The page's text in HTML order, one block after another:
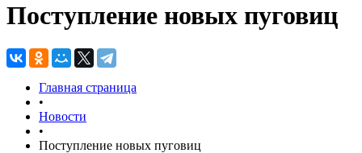
Поступление новых пуговиц
Главная страница
•
Новости
•
Поступление новых пуговиц